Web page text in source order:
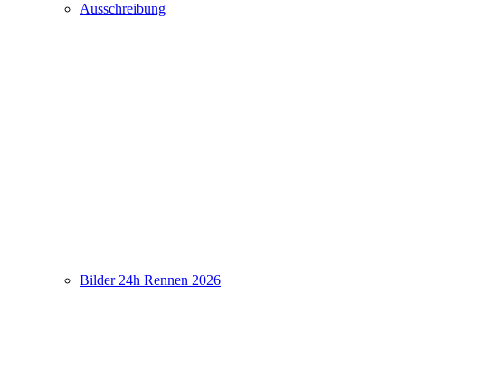
Ausschreibung
Bilder 24h Rennen 2026